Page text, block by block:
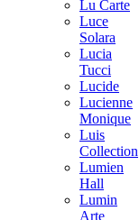
Lu Carte
Luce
Solara
Lucia
Tucci
Lucide
Lucienne
Monique
Luis
Collection
Lumien
Hall
Lumin
Arte